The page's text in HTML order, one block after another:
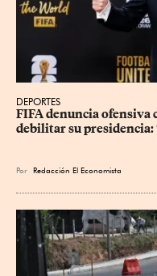
DEPORTES
FIFA denuncia
debilitar su presidencia:
Por Redacción El Economista